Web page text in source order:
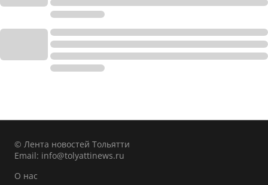
© Лента новостей Тольятти
Email: info@tolyattinews.ru
О нас